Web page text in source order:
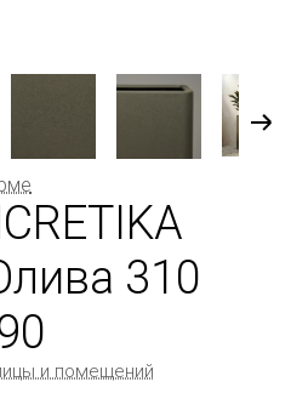
310
и помещений